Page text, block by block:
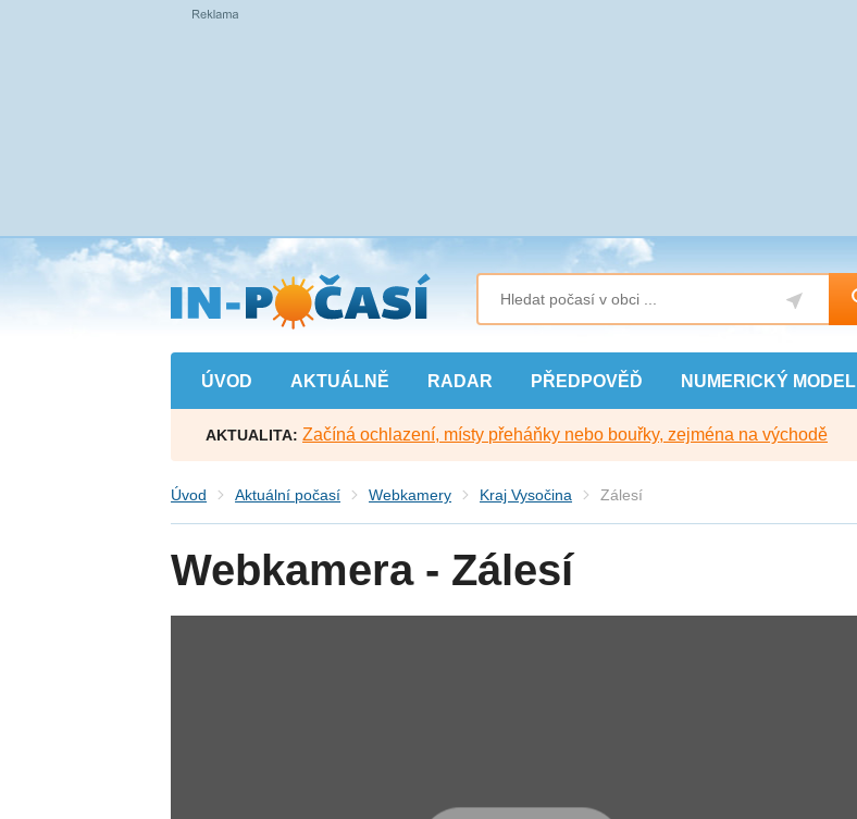
Přejít
na
hlavní
obsah
ÚVOD AKTUÁLNĚ RADAR PŘEDPOVĚĎ NUMERICKÝ MODEL
AKTUALITA: Začíná ochlazení, místy přeháňky nebo bouřky, zejména na východě
Úvod Aktuální počasí Webkamery Kraj Vysočina Zálesí
Webkamera - Zálesí